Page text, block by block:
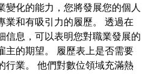
變化的能力，您將發展您的個人
業和有吸引力的履歷。 透過在
信息，可以表明您對職業發展的
主的期望。 履歷表上是否需要
行業。 他們對數位領域充滿熱